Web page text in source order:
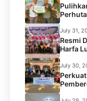
Banten
Pohon
July 31,
Resmi
Harfa
SEGA
Serang
July 30,
Caritas